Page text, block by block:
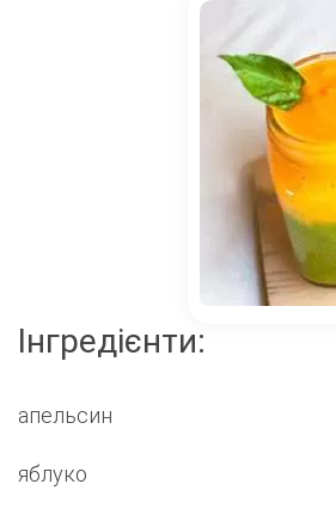
Інгредієнти:
апельсин
яблуко